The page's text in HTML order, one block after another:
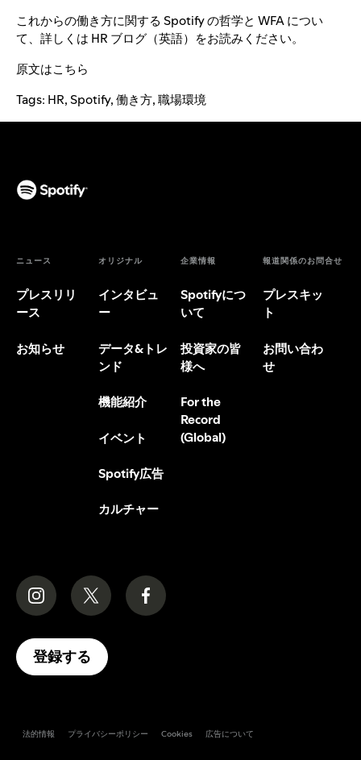
これからの働き方に関する Spotify の哲学と WFA につい
て、詳しくは HR ブログ （英語）をお読みください。
原文はこちら
Tags: HR,Spotify,働き方,職場環境
ニュース
プレスリリ
ース
お知らせ
オリジナル
インタビュ
ー
データ&トレ
ンド
機能紹介
イベント
Spotify広告
カルチャー
企業情報
Spotifyにつ
いて
投資家の皆
様へ
For the
Record
(Global)
報道関係のお問合せ
プレスキッ
ト
お問い合わ
せ
登録する
法的情報 プライバシーポリシー Cookies 広告について